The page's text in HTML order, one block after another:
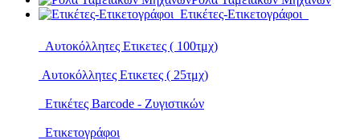
Ετικέτες-Ετικετογράφοι
Αυτοκόλλητες Ετικετες ( 100τμχ)
Αυτοκόλλητες Ετικετες ( 25τμχ)
Ετικέτες Barcode - Ζυγιστικών
Ετικετογράφοι